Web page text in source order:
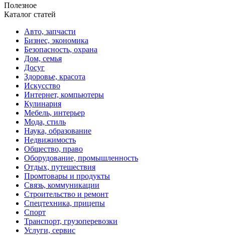
Полезное
Каталог статей
Авто, запчасти
Бизнес, экономика
Безопасность, охрана
Дом, семья
Досуг
Здоровье, красота
Искусство
Интернет, компьютеры
Кулинария
Мебель, интерьер
Мода, стиль
Наука, образование
Недвижимость
Общество, право
Оборудование, промышленность
Отдых, путешествия
Промтовары и продукты
Связь, коммуникации
Строительство и ремонт
Спецтехника, прицепы
Спорт
Транспорт, грузоперевозки
Услуги, сервис